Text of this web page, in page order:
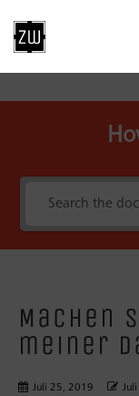
Machen
meiner
Juli 25, 2019